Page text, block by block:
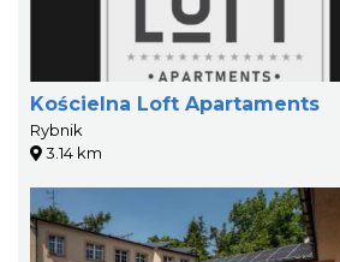
Kościelna Loft Apartaments
Rybnik
3.14 km